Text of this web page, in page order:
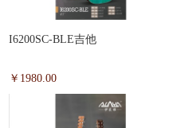
I6200SC-BLE吉他
￥1980.00